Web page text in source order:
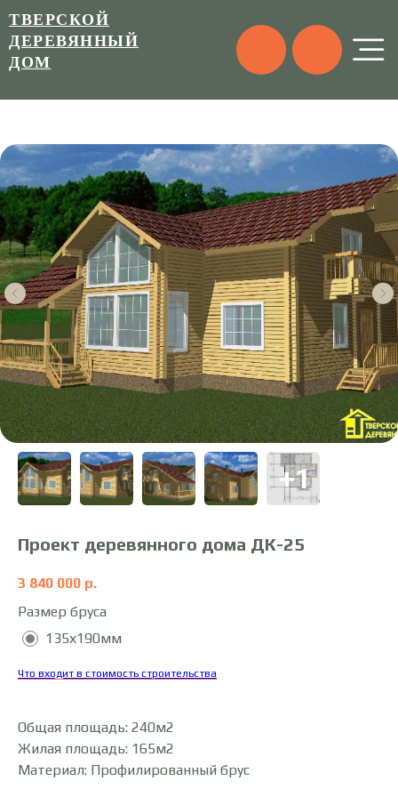
ТВЕРСКОЙ
ДЕРЕВЯННЫЙ
ДОМ
Проект деревянного дома ДК-25
3 840 000 р.
Размер бруса
135х190мм
Что входит в стоимость строительства
Общая площадь: 240м2
Жилая площадь: 165м2
Материал: Профилированный брус